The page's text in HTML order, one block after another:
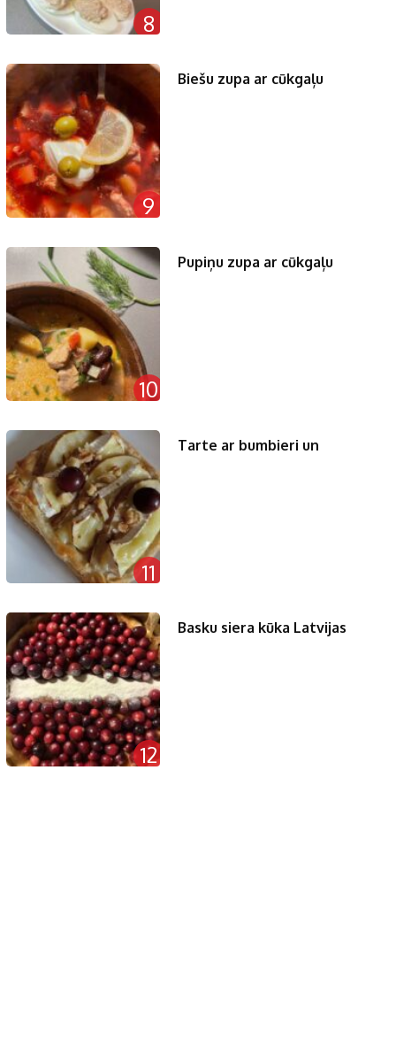
8
9
Biešu zupa ar cūkgaļu
10
Pupiņu zupa ar cūkgaļu
11
Tarte ar bumbieri un
12
Basku siera kūka Latvijas